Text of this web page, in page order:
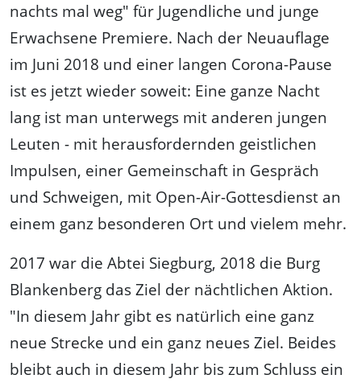
nachts mal weg" für Jugendliche und junge
Erwachsene Premiere. Nach der Neuauflage
im Juni 2018 und einer langen Corona-Pause
ist es jetzt wieder soweit: Eine ganze Nacht
lang ist man unterwegs mit anderen jungen
Leuten - mit herausfordernden geistlichen
Impulsen, einer Gemeinschaft in Gespräch
und Schweigen, mit Open-Air-Gottesdienst an
einem ganz besonderen Ort und vielem mehr.
2017 war die Abtei Siegburg, 2018 die Burg
Blankenberg das Ziel der nächtlichen Aktion.
"In diesem Jahr gibt es natürlich eine ganz
neue Strecke und ein ganz neues Ziel. Beides
bleibt auch in diesem Jahr bis zum Schluss ein